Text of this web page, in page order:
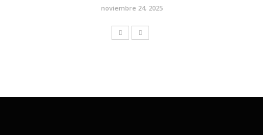
noviembre 24, 2025